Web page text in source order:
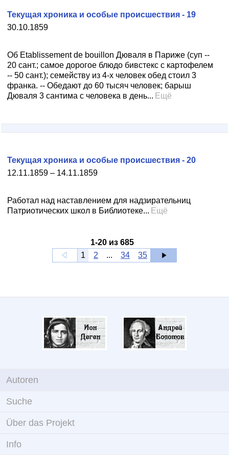
30.10.1859
Текущая хроника и особые происшествия - 19
Об Etablissement de bouillon Дюваля в Париже (суп --
20 сант.; самое дорогое блюдо бивстекс с картофелем
-- 50 сант.); семейству из 4-х человек обед стоил 3
франка. -- Обедают до 60 тысяч человек; барыш
Дюваля 3 сантима с человека в день... Ещё
12.11.1859 – 14.11.1859
Текущая хроника и особые происшествия - 20
Работал над наставлением для надзирательниц
Патриотических школ в Библиотеке... Ещё
1-20из 685
1
2 ... 34 35
Autoren
Suche
Über das Projekt
Info